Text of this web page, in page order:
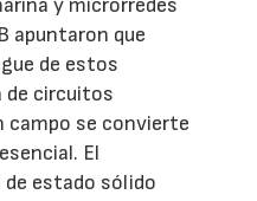
apuntaron que
de estos
de circuitos
campo se convierte
El
estado sólido